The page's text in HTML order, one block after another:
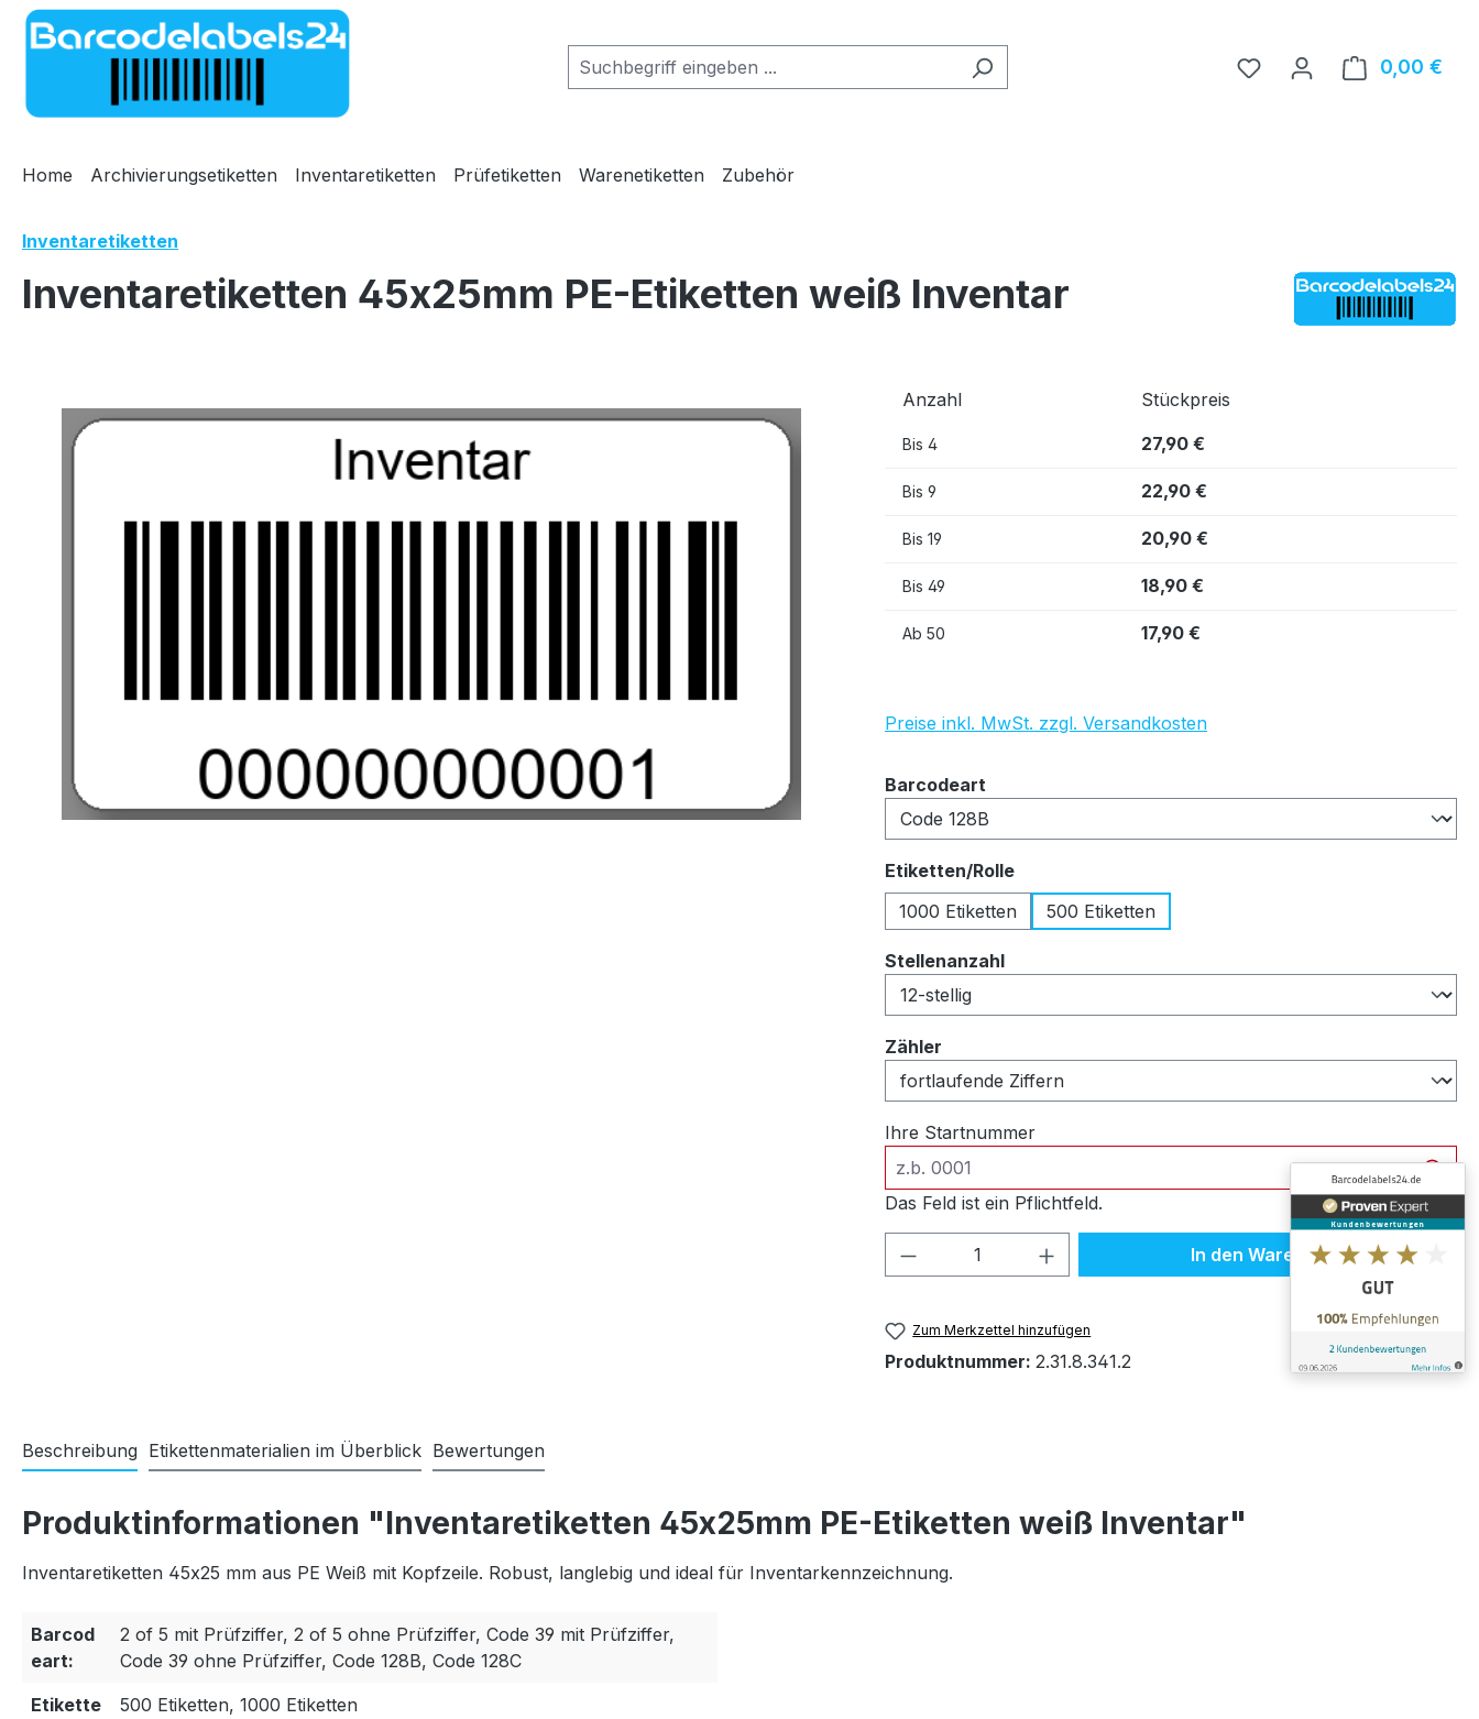
Hauptinhalt springen
Zur Suche springen
Zur Hauptnavigation springen
0,00 €
Home Archivierungsetiketten Inventaretiketten Prüfetiketten Warenetiketten Zubehör
Inventaretiketten
Inventaretiketten 45x25mm PE-Etiketten weiß Inventar
Anzahl Stückpreis
Bis 4 27,90 €
Bis 9 22,90 €
Bis 19 20,90 €
Bis 49 18,90 €
Ab 50 17,90 €
Preise inkl. MwSt. zzgl. Versandkosten
Barcodeart
Etiketten/Rolleauswählen
1000 Etiketten
500 Etiketten
Stellenanzahlauswählen
Zähler
Ihre Startnummer
Das Feld ist ein Pflichtfeld.
Produkt Anzahl: Gib den gewünschten Wert
In den Warenkorb
Zum Merkzettel hinzufügen
Produktnummer: 2.31.8.341.2
Beschreibung Etikettenmaterialien im Überblick Bewertungen
Produktinformationen "Inventaretiketten 45x25mm PE-Etiketten weiß Inventar"
Inventaretiketten 45x25 mm aus PE Weiß mit Kopfzeile. Robust, langlebig und ideal für Inventarkennzeichnung.
Barcod
eart:
2 of 5 mit Prüfziffer, 2 of 5 ohne Prüfziffer, Code 39 mit Prüfziffer,
Code 39 ohne Prüfziffer, Code 128B, Code 128C
Etikette
500 Etiketten, 1000 Etiketten